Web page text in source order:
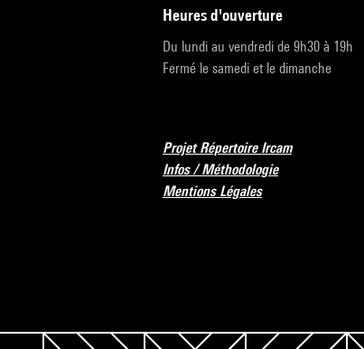
heures d'ouverture
Du lundi au vendredi de 9h30 à 19h
Fermé le samedi et le dimanche
Projet Répertoire Ircam
Infos / Méthodologie
Mentions Légales